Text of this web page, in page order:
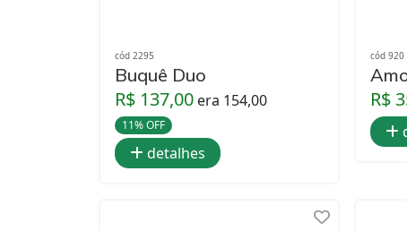
cód 2295
Buquê Duo
R$ 137,00 era 154,00
11% OFF
detalhes
cód 920
R$